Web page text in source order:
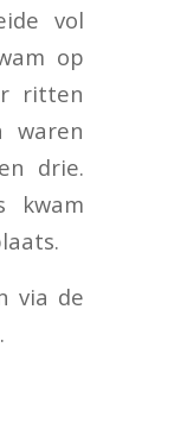
vol
op
ritten
waren
drie.
kwam
via de